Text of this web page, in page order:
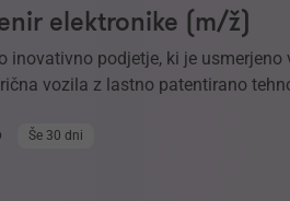
elektronike (m/ž)
inovativno podjetje, ki je
vozila z lastno patentirano
Še 30 dni